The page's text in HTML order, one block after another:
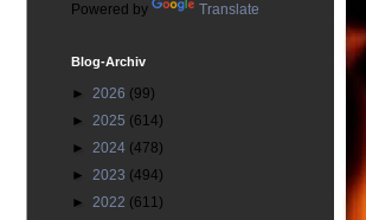
Powered by Translate
Blog-Archiv
► 2026 (99)
► 2025 (614)
► 2024 (478)
► 2023 (494)
► 2022 (611)